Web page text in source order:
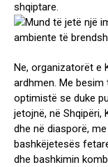
shqiptare.
Ne, organizatorët e
ardhmen. Me
optimistë se duke
jetojnë, në Shqipëri,
dhe në diasporë,
bashkëjetesës
dhe bashkimin